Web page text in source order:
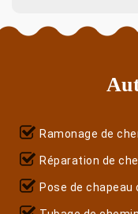
Ramonage de
Réparation de
Pose de chapeau